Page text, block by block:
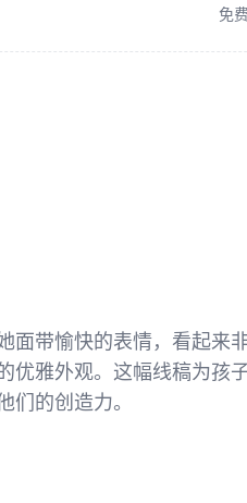
免
带愉快的表情，看起来
雅外观。这幅线稿为孩
的创造力。